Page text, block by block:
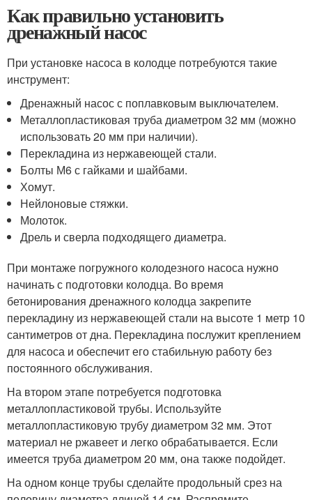
Как правильно установить
дренажный насос
При установке насоса в колодце потребуются такие
инструмент:
Дренажный насос с поплавковым выключателем.
Металлопластиковая труба диаметром 32 мм (можно
использовать 20 мм при наличии).
Перекладина из нержавеющей стали.
Болты М6 с гайками и шайбами.
Хомут.
Нейлоновые стяжки.
Молоток.
Дрель и сверла подходящего диаметра.
При монтаже погружного колодезного насоса нужно
начинать с подготовки колодца. Во время
бетонирования дренажного колодца закрепите
перекладину из нержавеющей стали на высоте 1 метр 10
сантиметров от дна. Перекладина послужит креплением
для насоса и обеспечит его стабильную работу без
постоянного обслуживания.
На втором этапе потребуется подготовка
металлопластиковой трубы. Используйте
металлопластиковую трубу диаметром 32 мм. Этот
материал не ржавеет и легко обрабатывается. Если
имеется труба диаметром 20 мм, она также подойдет.
На одном конце трубы сделайте продольный срез на